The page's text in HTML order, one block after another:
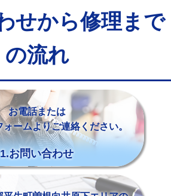
せから修理まで
の流れ
お電話または
ームよりご連絡ください。
1.お問い合わせ